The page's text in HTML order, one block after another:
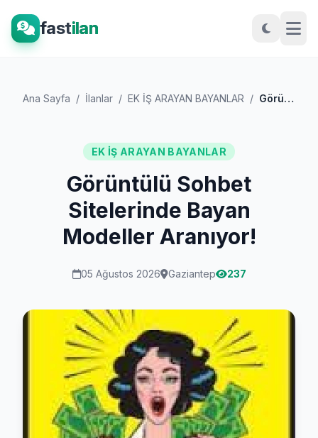
fastilan
Ana Sayfa / İlanlar / EK İŞ ARAYAN BAYANLAR / Görüntülü Sohbet Sitelerinde Bayan Model...
EK İŞ ARAYAN BAYANLAR
Görüntülü Sohbet
Sitelerinde Bayan
Modeller Aranıyor!
05 Ağustos 2026 Gaziantep 237